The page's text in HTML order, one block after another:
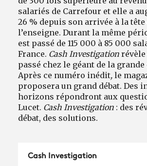
salariés de Carrefour et elle a
26 % depuis son arrivée à la tête
l’enseigne. Durant la même
est passé de 115 000 à 85 000
France. Cash Investigationrévèle
passé chez le géant de la
Après ce numéro inédit,le
proposera un grand débat. Des
horizons répondront aux
Lucet. Cash Investigation : des
débat, des solutions.
Cash Investigation